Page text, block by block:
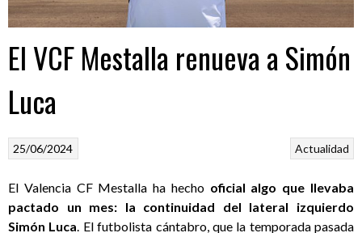
El VCF Mestalla renueva a Simón
Luca
Actualidad
25/06/2024
El Valencia CF Mestalla ha hecho oficial algo que llevaba
pactado un mes: la continuidad del lateral izquierdo
Simón Luca. El futbolista cántabro, que la temporada pasada